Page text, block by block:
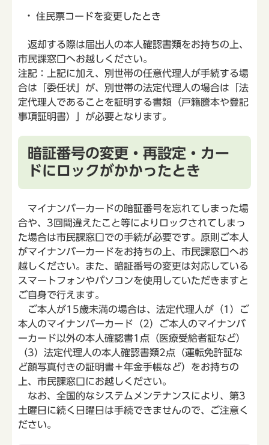
住民票コードを変更したとき
返却する際は届出人の本人確認書類をお持ちの上、
市民課窓口へお越しください。
注記：上記に加え、別世帯の任意代理人が手続する場
合は「委任状」が、別世帯の法定代理人の場合は「法
定代理人であることを証明する書類（戸籍謄本や登記
事項証明書）」が必要となります。
暗証番号の変更・再設定・カー
ドにロックがかかったとき
マイナンバーカードの暗証番号を忘れてしまった場
合や、3回間違えたこと等によりロックされてしまっ
た場合は市民課窓口での手続が必要です。原則ご本人
がマイナンバーカードをお持ちの上、市民課窓口へお
越しください。また、暗証番号の変更は対応している
スマートフォンやパソコンを使用していただきますと
ご自身で行えます。
ご本人が15歳未満の場合は、法定代理人が（1）ご
本人のマイナンバーカード（2）ご本人のマイナンバ
ーカード以外の本人確認書1点（医療受給者証など）
（3）法定代理人の本人確認書類2点（運転免許証な
ど顔写真付きの証明書＋年金手帳など）をお持ちの
上、市民課窓口にお越しください。
なお、全国的なシステムメンテナンスにより、第3
土曜日に続く日曜日は手続できませんので、ご注意く
ださい。